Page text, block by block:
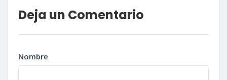
Deja un Comentario
Nombre